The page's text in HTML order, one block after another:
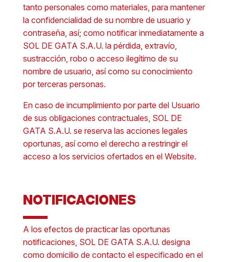
tanto personales como materiales, para mantener
la confidencialidad de su nombre de usuario y
contraseña, así; como notificar inmediatamente a
SOL DE GATA S.A.U. la pérdida, extravío,
sustracción, robo o acceso ilegítimo de su
nombre de usuario, así como su conocimiento
por terceras personas.
En caso de incumplimiento por parte del Usuario
de sus obligaciones contractuales, SOL DE
GATA S.A.U. se reserva las acciones legales
oportunas, así como el derecho a restringir el
acceso a los servicios ofertados en el Website.
NOTIFICACIONES
A los efectos de practicar las oportunas
notificaciones, SOL DE GATA S.A.U. designa
como domicilio de contacto el especificado en el